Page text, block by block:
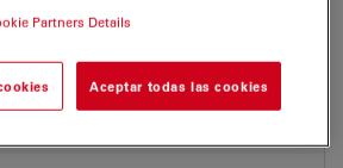
FLIM-AppLetter.EN
PDF, 1 MB
Partners Details
Aceptar todas las cookies